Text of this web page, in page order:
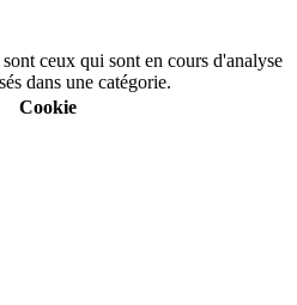
ceux qui sont en cours d'analyse
dans une catégorie.
Cookie